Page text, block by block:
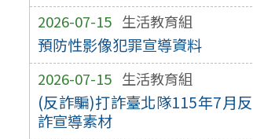
2026-07-15 生活教育組
預防性影像犯罪宣導資料
2026-07-15 生活教育組
(反詐騙)打詐臺北隊115年7月反
詐宣導素材